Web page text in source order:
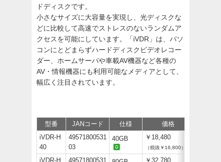
ドディスクです。
小さなサイズに大容量を実現し、光ディスクな
どに比較して高速でストレスのないランダムア
クセスを可能にしています。「iVDR」は、パソ
コンにとどまらずハードディスクビデオレコー
ダー、ホームサーバや車載AV機器など各種の
AV・情報機器にも利用可能なメディアとして、
幅広く注目されています。
型番 JANコード 仕様 価格
iVDR-H
40
49571800531
03
40GB ￥18,480
（税抜￥16,800）
iVDR-H
49571800531
￥32,780